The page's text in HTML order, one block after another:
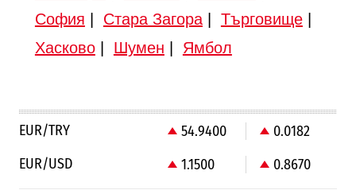
София
Стара Загора| Търговище|
Хасково| Шумен Ямбол
EUR/TRY 54.9400
0.0182
EUR/USD
1.1500 0.8670